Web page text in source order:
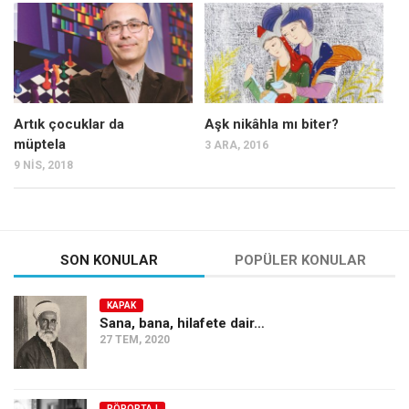
Mehmet Ali Tekin
Abir E. Nahas
Amina S. Jenenkovic
Bağdagül Öz
Esra Elönü
Kategoriler
Kültür Sanat
Kitap
Karisi kitap sualleri
7 soruda bu hafta
Artık çocuklar da
müptela
9 NIS, 2018
Aşk nikâhla mı biter?
3 ARA, 2016
SON KONULAR POPÜLER KONULAR
KAPAK
Sana, bana, hilafete dair…
27 TEM, 2020